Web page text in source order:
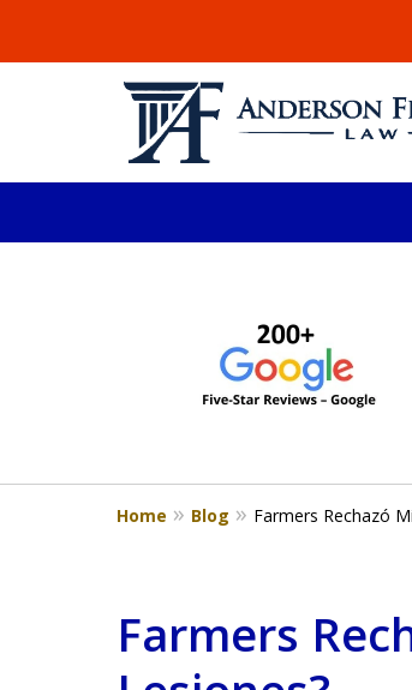
Millones recuperados
4
Home Blog Farmers Rechazó
Farmers